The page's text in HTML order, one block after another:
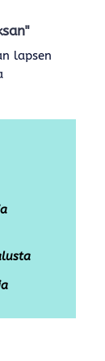
lapsen